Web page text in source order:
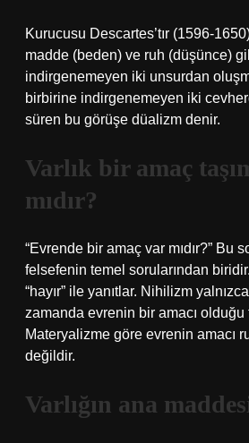
Kurucusu Descartes’tır (1596-
madde (beden) ve ruh (düşünce)
indirgenemeyen iki unsurdan
birbirine indirgenemeyen iki
süren bu görüşe düalizm denir.
Varlık bir amaç
mıdır?
“Evrende bir amaç var mıdır?” Bu
felsefenin temel sorularından
“hayır” ile yanıtlar. Nihilizm
zamanda evrenin bir amacı
Materyalizme göre evrenin amacı
değildir.
Varlığın ana